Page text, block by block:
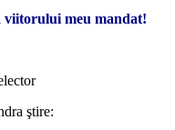
viitorului meu mandat!
ştire: